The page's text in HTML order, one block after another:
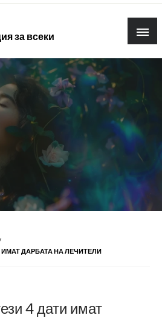
за всеки
ДАРБАТА НА ЛЕЧИТЕЛИ
4 дати имат